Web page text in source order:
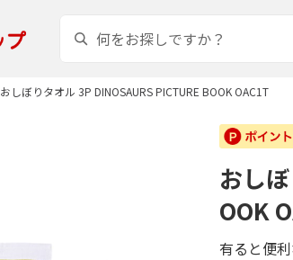
おしぼりタオル 3P DINOSAURS PICTURE BOOK OAC1T
おし
OOK
有ると便